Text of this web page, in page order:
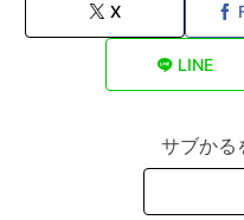
X
LINE
サブかる